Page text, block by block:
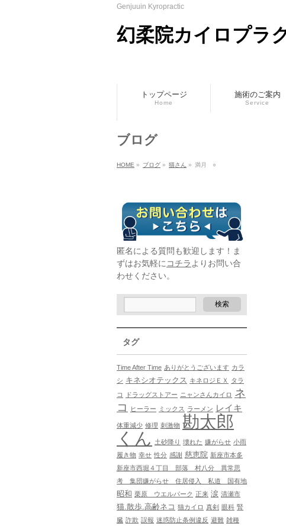
Genjuuin Kyropractic
幻柔院カイロプラ
トップページ
Home
施術のご案内
Service
ブログ
HOME » ブログ » 猫さん » 満月 ○
匿名による質問も歓迎します！ま
ずはお気軽に コチラ よりお問い合
わせください。
タグ
Time After Time ありがとうございます カラ
シ キネシオテックス キネロジＥＸ
タラ
コ
ドラッグストアー ニャンさんカイロ ネ
コ
ヒーラー ミックス ラーメン レイキ
体重減少 修理 刺激物 勘太郎
くん
土砂降り 壊れた 嫌がらせ 小雨
履き物 幸せ 性分 感謝 慈恵院 新座市本多
新座市西堀４丁目 部落 村八分 異常思
考 集団嫌がらせ 住居侵入 私道 国有地
昭和 栗原 ウエルパーク 正来 涙 清瀬市
猫.散歩.高齢ネコ 猫カイロ 真剣 眼科 腎
臓 詐欺 誤報 迷惑防止条例違反 避難 雑種